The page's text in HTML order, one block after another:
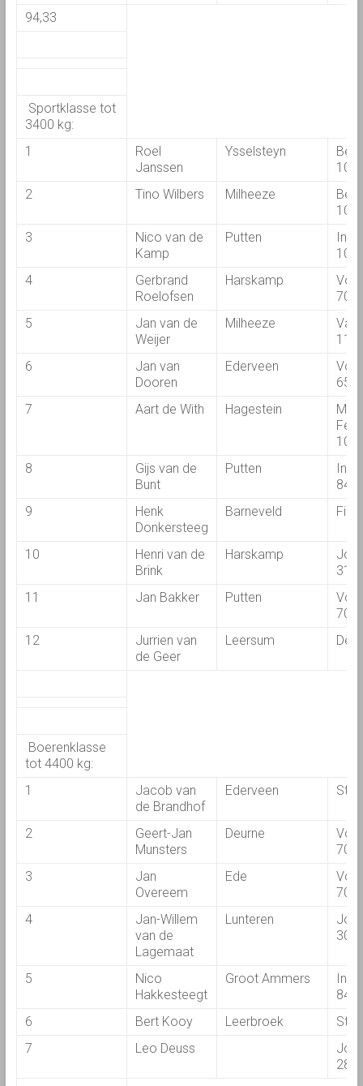
94,33
Sportklasse tot
3400 kg:
1
Roel
Janssen
Ysselsteyn
100
2
Tino Wilbers Milheeze
100
3
Nico van de
Kamp
Putten
4
Gerbrand
Roelofsen
Harskamp
700
5
Jan van de
Weijer
Milheeze
6
Jan van
Dooren
Ederveen
650
7
Aart de With Hagestein
8
Gijs van de
Bunt
Putten
844
9
Henk
Donkersteeg
Barneveld Fiat
10
Henri van de
Brink
Harskamp
11
Jan Bakker Putten
700
12
Jurrien van
de Geer
Leersum
Boerenklasse
tot 4400 kg:
1
Jacob van
de Brandhof
Ederveen
2
Geert-Jan
Munsters
Deurne
700
3
Jan
Overeem
Ede
700
4
Jan-Willem
van de
Lagemaat
Lunteren
5
Nico
Hakkesteegt
Groot Ammers
6
Bert Kooy Leerbroek
7
Leo Deuss